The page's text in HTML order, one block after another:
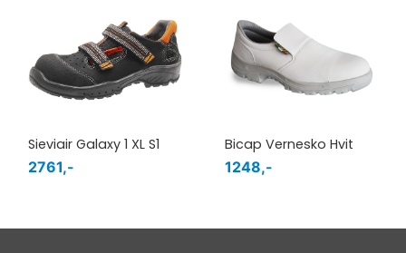
Sieviair Galaxy 1 XL S1
2761,-
Bicap Vernesko Hvit
1248,-